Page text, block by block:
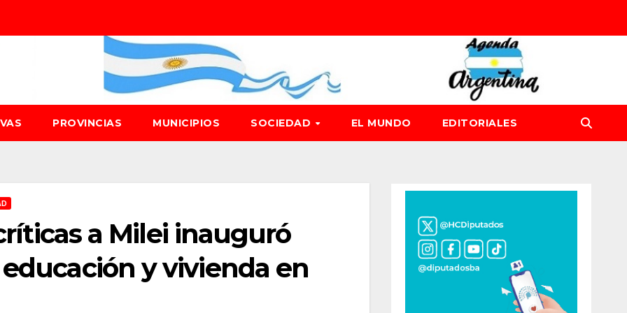
PROVINCIAS MUNICIPIOS SOCIEDAD EL MUNDO EDITORIALES
a Milei inauguró
y vivienda en